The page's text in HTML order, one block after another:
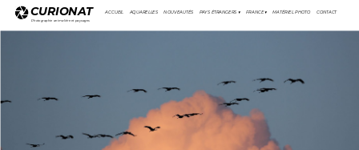
ACCUEIL AQUARELLES NOUVEAUTÉS PAYS ÉTRANGERS ▾ FRANCE ▾ MATÉRIEL PHOTO CONTACT
CURIONAT
Photographie animalière et paysages